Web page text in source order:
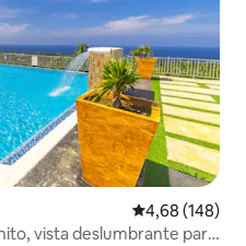
4,68 de uma
4,68 (148)
vista deslumbrante para